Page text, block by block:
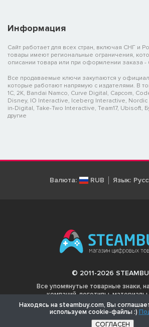
Информация
Сайт работает для всех стран, включая СНГ и
товары имеют региональные ограничения,
описании товара или при оформлении заказа -
Все продаваемые ключи закупаются у
которые работают напрямую с издателями. В
1C, 2K, Bandai Namco, Curve Digital, Capcom,
Disney, IO Interactive, Iceberg Interactive, Nordic
in-Digital, Take-Two Interactive, Team17, Ubisoft,
другие
Валюта: RUB Язык:
© 2011-2026
Все упомянутые товарные знаки,
компаний, логотипы, материалы
собственностью
Находясь на steambuy.com, Вы
используем cookie-файлы :)